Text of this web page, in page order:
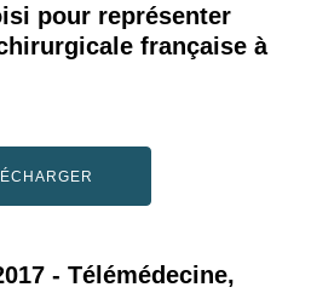
pour représenter
française à
- Télémédecine,